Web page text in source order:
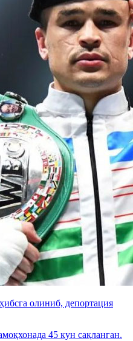
олиниб, депортация
45 кун сақланган.